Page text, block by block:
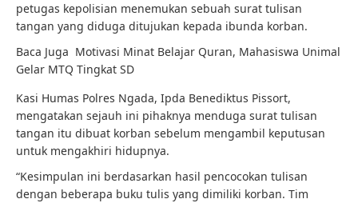
petugas kepolisian menemukan sebuah surat tulisan
tangan yang diduga ditujukan kepada ibunda korban.
Baca Juga Motivasi Minat Belajar Quran, Mahasiswa Unimal
Gelar MTQ Tingkat SD
Kasi Humas Polres Ngada, Ipda Benediktus Pissort,
mengatakan sejauh ini pihaknya menduga surat tulisan
tangan itu dibuat korban sebelum mengambil keputusan
untuk mengakhiri hidupnya.
“Kesimpulan ini berdasarkan hasil pencocokan tulisan
dengan beberapa buku tulis yang dimiliki korban. Tim